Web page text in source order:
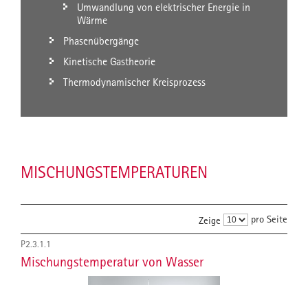
Umwandlung von elektrischer Energie in
Wärme
Phasenübergänge
Kinetische Gastheorie
Thermodynamischer Kreisprozess
MISCHUNGSTEMPERATUREN
Zeige pro Seite
P2.3.1.1
Mischungstemperatur von Wasser